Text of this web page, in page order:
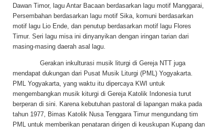
Dawan Timor, lagu Antar Bacaan berdasarkan lagu motif Manggarai,
Persembahan berdasarkan lagu motif Sika, komuni berdasarkan
motif lagu Lio Ende, dan penutup berdasarkan motif lagu Flores
Timur. Seri lagu misa ini dinyanyikan dengan iringan tarian dari
masing-masing daerah asal lagu.
Gerakan inkulturasi musik liturgi di Gereja NTT juga
mendapat dukungan dari Pusat Musik Liturgi (PML) Yogyakarta.
PML Yogyakarta, yang waktu itu dipercaya KWI untuk
mengembangkan musik kiturgi di Gereja Katolik Indonesia turut
berperan di sini. Karena kebutuhan pastoral di lapangan maka pada
tahun 1977, Bimas Katolik Nusa Tenggara Timur mengundang tim
PML untuk memberikan penataran dirigen di keuskupan Kupang dan